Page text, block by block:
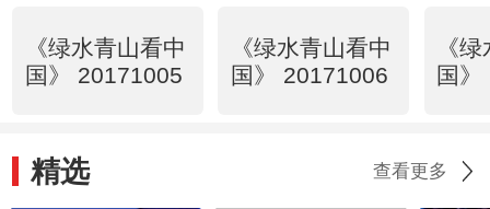
《绿水青山看中
国》 20171005
《绿水青山看中
国》 20171006
《
国
精选 查看更多